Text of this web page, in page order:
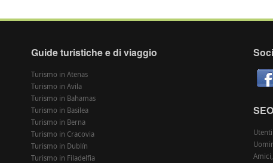
Guide turistiche e di viaggio
Turismo in Atenas
Turismo in Avila
Turismo in Bahamas
Turismo in Basilea
Turismo in Berna
Turismo in Cracovia
Turismo in Dublín
Turismo in Filadelfia
SEO
Utenti